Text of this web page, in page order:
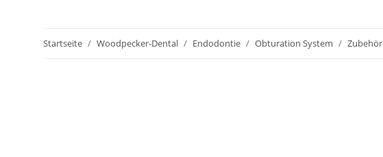
Startseite Woodpecker-Dental Endodontie Obturation System Zubehör